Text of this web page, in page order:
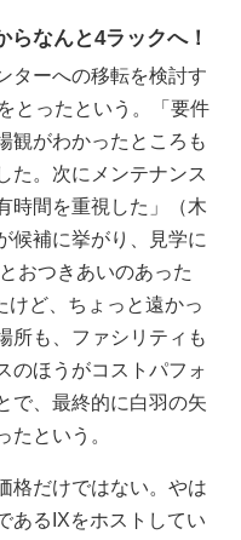
なんと4ラックへ！
ターへの移転を検討す
とったという。「要件
観がわかったところも
た。次にメンテナンス
時間を重視した」（木
候補に挙がり、見学に
おつきあいのあった
けど、ちょっと遠かっ
所も、ファシリティも
のほうがコストパフォ
で、最終的に白羽の矢
たという。
格だけではない。やは
あるIXをホストしてい